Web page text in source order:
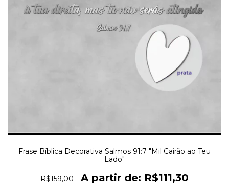
Frase Bíblica Decorativa Salmos 91:7 "Mil Cairão ao Teu
Lado"
R$159,00 R$111,30